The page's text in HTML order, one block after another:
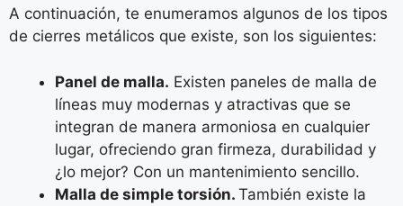
A continuación, te enumeramos algunos de los tipos
de cierres metálicos que existe, son los siguientes:
Panel de malla. Existen paneles de malla de
líneas muy modernas y atractivas que se
integran de manera armoniosa en cualquier
lugar, ofreciendo gran firmeza, durabilidad y
¿lo mejor? Con un mantenimiento sencillo.
Malla de simple torsión. También existe la